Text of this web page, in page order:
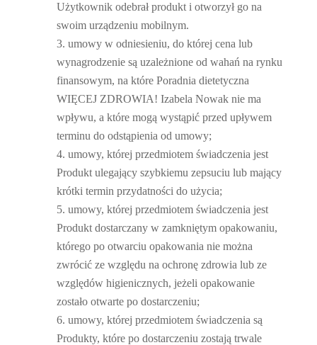
Użytkownik odebrał produkt i otworzył go na
swoim urządzeniu mobilnym.
umowy w odniesieniu, do której cena lub
wynagrodzenie są uzależnione od wahań na rynku
finansowym, na które Poradnia dietetyczna
WIĘCEJ ZDROWIA! Izabela Nowak nie ma
wpływu, a które mogą wystąpić przed upływem
terminu do odstąpienia od umowy;
umowy, której przedmiotem świadczenia jest
Produkt ulegający szybkiemu zepsuciu lub mający
krótki termin przydatności do użycia;
umowy, której przedmiotem świadczenia jest
Produkt dostarczany w zamkniętym opakowaniu,
którego po otwarciu opakowania nie można
zwrócić ze względu na ochronę zdrowia lub ze
względów higienicznych, jeżeli opakowanie
zostało otwarte po dostarczeniu;
umowy, której przedmiotem świadczenia są
Produkty, które po dostarczeniu zostają trwale